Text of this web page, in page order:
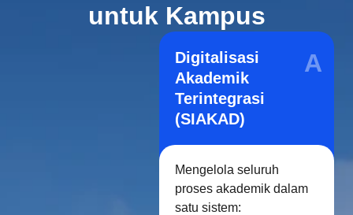
untuk Kampus
Digitalisasi
Akademik
Terintegrasi
(SIAKAD)
A
Mengelola seluruh
proses akademik dalam
satu sistem: